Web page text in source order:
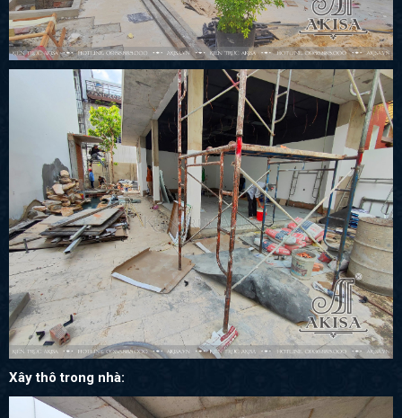
Xây thô trong nhà: